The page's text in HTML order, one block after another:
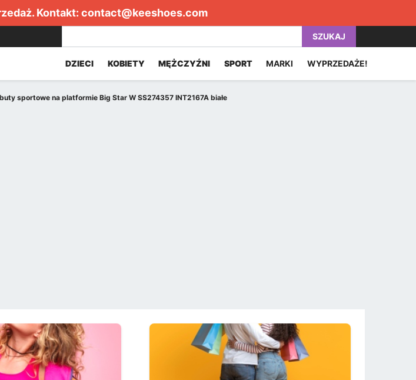
Kontakt: contact@keeshoes.com
SZUKAJ
DZIECI KOBIETY MĘŻCZYŹNI SPORT MARKI WYPRZEDAŻE!
sportowe na platformie Big Star W SS274357 INT2167A białe